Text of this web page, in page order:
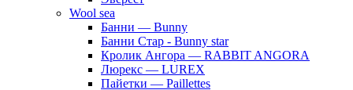
Wool sea
Банни — Bunny
Банни Стар - Bunny star
Кролик Ангора — RABBIT ANGORA
Люрекс — LUREX
Пайетки — Paillettes